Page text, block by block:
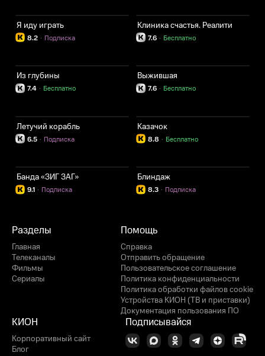
Я иду играть
8.2 Подписка
·
Клиника счастья. Реалити
7.6 Бесплатно
·
Из глубины
7.4 Бесплатно
·
Выжившая
7.6 Бесплатно
·
Летучий корабль
6.5 Подписка
·
Казачок
8.8 Бесплатно
·
Банда «ЗИГ ЗАГ»
9.1 Подписка
·
Блиндаж
8.3 Подписка
·
Разделы
Главная
Телеканалы
Фильмы
Сериалы
Помощь
Справка
Отправить обращение
Пользовательское соглашение
Политика конфиденциальности
Политика обработки файлов cookie
Устройства КИОН (ТВ и приставки)
Документация пользования ПО
КИОН
Корпоративный сайт
Блог
Подписывайся